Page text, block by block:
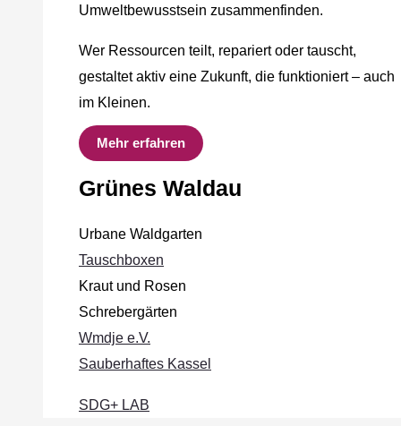
Umweltbewusstsein zusammenfinden.
Wer Ressourcen teilt, repariert oder tauscht,
gestaltet aktiv eine Zukunft, die funktioniert – auch
im Kleinen.
Mehr erfahren
Grünes Waldau
Urbane Waldgarten
Tauschboxen
Kraut und Rosen
Schrebergärten
Wmdje e.V.
Sauberhaftes Kassel
SDG+ LAB